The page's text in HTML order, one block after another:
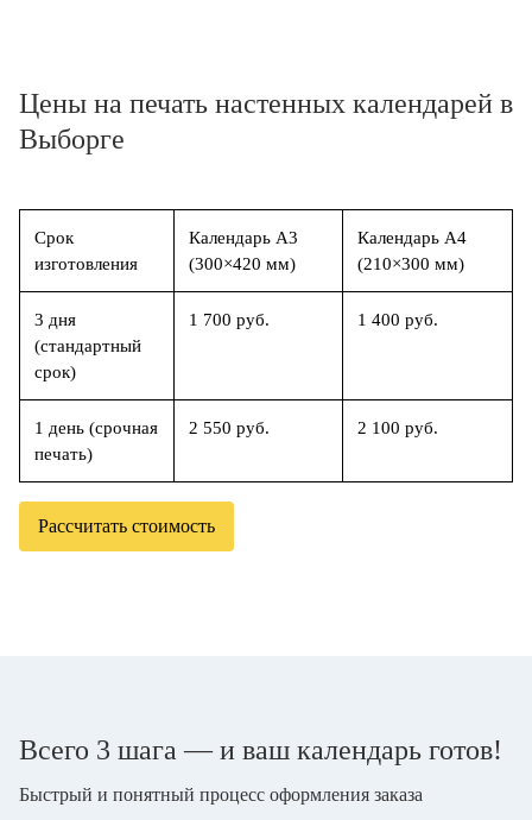
Цены на печать настенных календарей в
Выборге
Срок
изготовления
Календарь А3
(300×420 мм)
Календарь А4
(210×300 мм)
3 дня
(стандартный
срок)
1 700 руб. 1 400 руб.
1 день (срочная
печать)
2 550 руб. 2 100 руб.
Рассчитать стоимость
Всего 3 шага — и ваш календарь готов!
Быстрый и понятный процесс оформления заказа